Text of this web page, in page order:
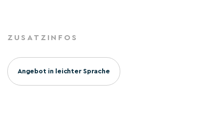
ZUSATZINFOS
Angebot in leichter Sprache